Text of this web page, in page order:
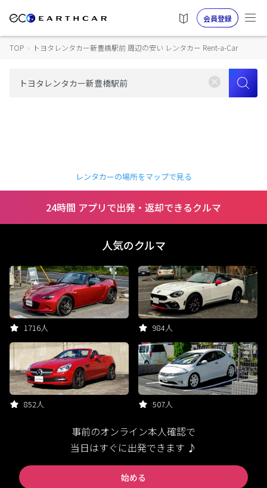
会員登録
TOP › トヨタレンタカー新豊橋駅前 周辺の安い レンタカー Rent-a-Car
レンタカーの場所をマップで見る
24時間 アプリで出発・返却できるクルマ
人気のクルマ
1716人 984人
852人 507人
事前のオンライン本人確認で
当日はすぐに出発できます ♪
始める